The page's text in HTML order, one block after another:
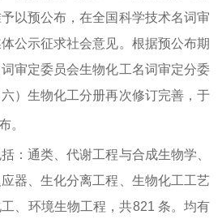
以预公布，在全国科学技术名词审
公示征求社会意见。根据预公布期
审定委员会生物化工名词审定分委
）生物化工分册再次修订完善，于
。
：通类、代谢工程与合成生物学、
器、生化分离工程、生物化工工艺
、环境生物工程，共821 条。均有